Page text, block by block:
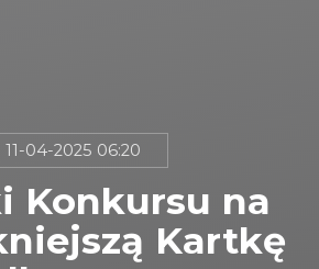
11-04-2025 06:20
Konkursu na
Kartkę